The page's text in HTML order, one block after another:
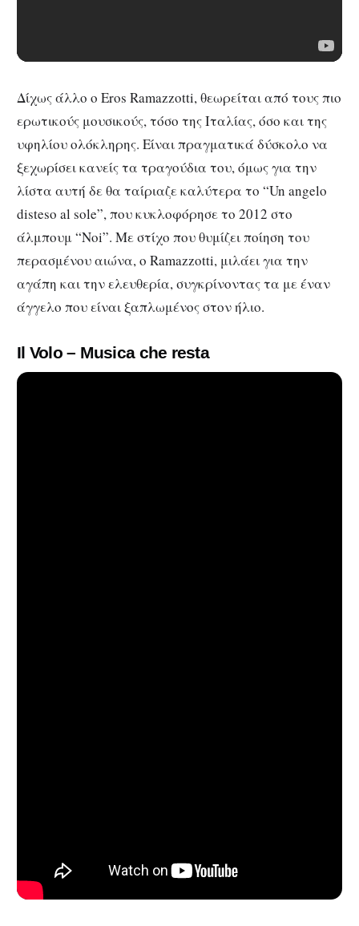
Δίχως άλλο ο Eros Ramazzotti, θεωρείται από τους πιο
ερωτικούς μουσικούς, τόσο της Ιταλίας, όσο και της
υφηλίου ολόκληρης. Είναι πραγματικά δύσκολο να
ξεχωρίσει κανείς τα τραγούδια του, όμως για την
λίστα αυτή δε θα ταίριαζε καλύτερα το “Un angelo
disteso al sole”, που κυκλοφόρησε το 2012 στο
άλμπουμ “Noi”. Με στίχο που θυμίζει ποίηση του
περασμένου αιώνα, ο Ramazzotti, μιλάει για την
αγάπη και την ελευθερία, συγκρίνοντας τα με έναν
άγγελο που είναι ξαπλωμένος στον ήλιο.
Il Volo – Musica che resta